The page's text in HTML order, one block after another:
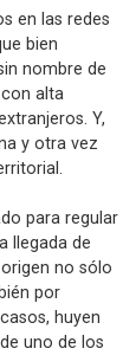
en las redes
bien
nombre de
alta
Y,
y otra vez
para regular
llegada de
no sólo
por
huyen
uno de los